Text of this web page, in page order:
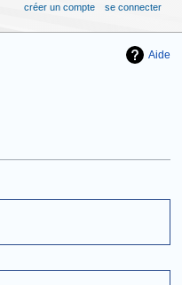
Aide
créer un compte se connecter